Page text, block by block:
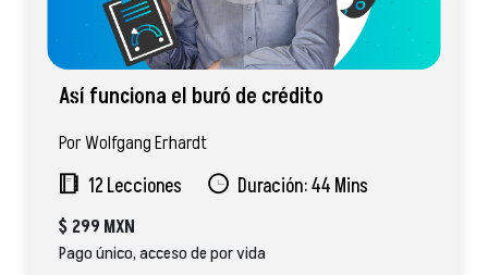
Así funciona el buró de crédito
Por Wolfgang Erhardt
12 Lecciones
Duración: 44 Mins
$299 MXN
Pago único, acceso de por vida